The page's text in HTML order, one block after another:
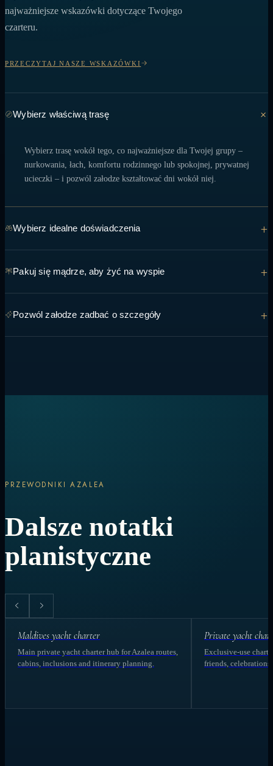
najważniejsze wskazówki dotyczące Twojego
czarteru.
PRZECZYTAJ NASZE WSKAZÓWKI
Wybierz właściwą trasę +
Wybierz trasę wokół tego, co najważniejsze dla Twojej grupy –
nurkowania, łach, komfortu rodzinnego lub spokojnej, prywatnej
ucieczki – i pozwól załodze kształtować dni wokół niej.
Wybierz idealne doświadczenia +
zachodzie słońca – powiedz zespołowi, co masz nadzieję zobaczyć, i
zrób to, aby można było to uwzględnić w trasie.
Pakuj się mądrze, aby żyć na wyspie +
przeciwsłoneczny i stroje kąpielowe pokrywają większość dni – załoga
może doradzić Ci w każdej kwestii dotyczącej Twojej trasy.
Pozwól załodze zadbać o szczegóły +
PRZEWODNIKI AZALEA
Dalsze notatki
planistyczne
Maldives yacht charter
Main private yacht charter hub for Azalea routes,
cabins, inclusions and itinerary planning.
Private yacht
Exclusive-use
friends, celebrations